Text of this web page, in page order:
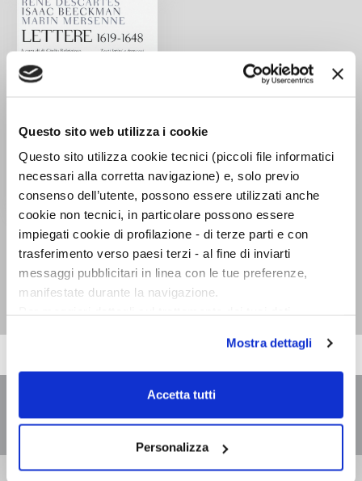
Questo sito web utilizza i cookie
Questo sito utilizza cookie tecnici (piccoli file informatici
necessari alla corretta navigazione) e, solo previo
consenso dell’utente, possono essere utilizzati anche
cookie non tecnici, in particolare possono essere
impiegati cookie di profilazione - di terze parti e con
trasferimento verso paesi terzi - al fine di inviarti
messaggi pubblicitari in linea con le tue preferenze,
manifestate durante la navigazione.
scelte privacy sui cookie, ti invitiamo a prendere visione
dell’informativa cookie.
Chiudendo il banner tramite la “X” prosegui la
dei soli cookie tecnici. Selezionando “Accetta tutti” presti
il tuo consenso alla profilazione che potrai revocare in
ogni momentoRevoca
Mostra dettagli
Accetta tutti
Personalizza
Lettere (1619-1648)
René Descartes, Isaac
Beeckman, Marin
Mersenne